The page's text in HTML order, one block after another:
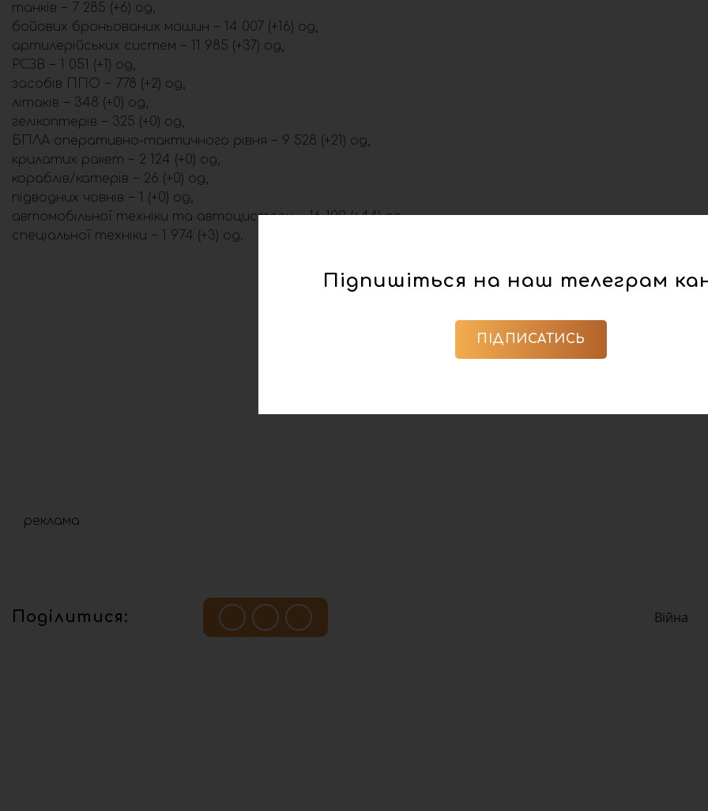
танків − 7 285 (+6) од,
бойових броньованих машин − 14 007 (+16) од,
артилерійських систем − 11 985 (+37) од,
РСЗВ − 1 051 (+1) од,
засобів ППО − 778 (+2) од,
літаків − 348 (+0) од,
гелікоптерів − 325 (+0) од,
БПЛА оперативно-тактичного рівня − 9 528 (+21) од,
крилатих ракет − 2 124 (+0) од,
кораблів/катерів − 26 (+0) од,
підводних човнів − 1 (+0) од,
автомобільної техніки та автоцистерн − 16 109 (+44) од,
спеціальної техніки − 1 974 (+3) од.
реклама
Поділитися: Війна
Підпишіться на наш телеграм
ПІДПИСАТИСЬ